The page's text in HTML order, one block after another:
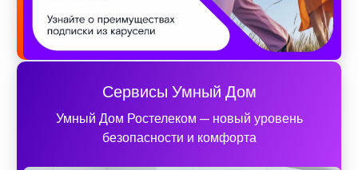
Сервисы Умный Дом
Умный Дом Ростелеком — новый уровень
безопасности и комфорта